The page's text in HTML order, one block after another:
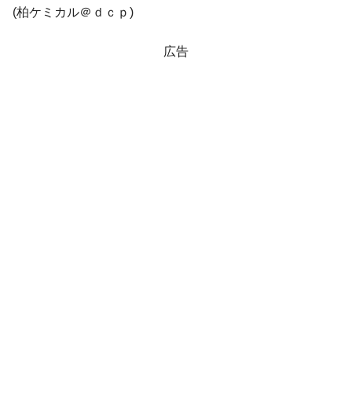
にぶん殴る法案」提出！⇒ クーパン問題は合衆国企業に対
韓国ボンクラ政策室長･金容範、株価暴落に
(柏ケミカル＠ｄｃｐ)
広告